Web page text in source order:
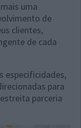
uma
de
clientes,
de cada
especificidades,
para
parceria